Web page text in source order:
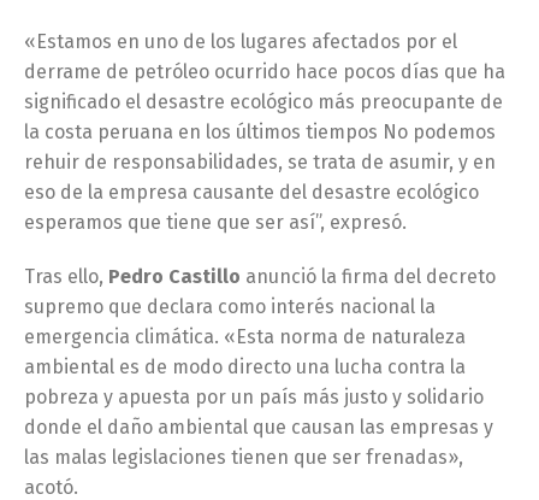
«Estamos en uno de los lugares afectados por el
derrame de petróleo ocurrido hace pocos días que ha
significado el desastre ecológico más preocupante de
la costa peruana en los últimos tiempos No podemos
rehuir de responsabilidades, se trata de asumir, y en
eso de la empresa causante del desastre ecológico
esperamos que tiene que ser así”, expresó.
Tras ello, Pedro Castillo anunció la firma del decreto
supremo que declara como interés nacional la
emergencia climática. «Esta norma de naturaleza
ambiental es de modo directo una lucha contra la
pobreza y apuesta por un país más justo y solidario
donde el daño ambiental que causan las empresas y
las malas legislaciones tienen que ser frenadas»,
acotó.